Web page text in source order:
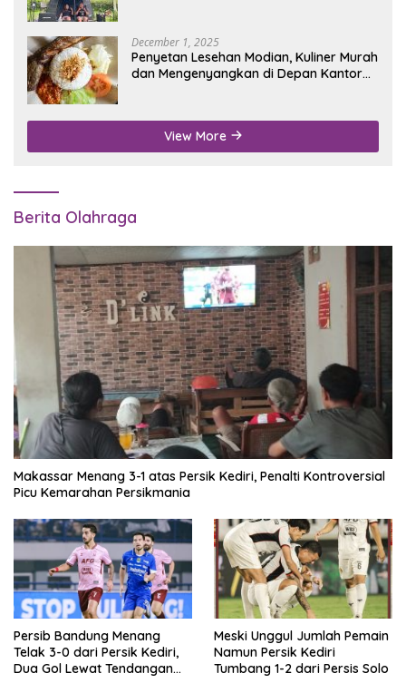
December 1, 2025
Penyetan Lesehan Modian, Kuliner Murah
dan Mengenyangkan di Depan Kantor
View More
Berita Olahraga
Makassar Menang 3-1 atas Persik Kediri, Penalti Kontroversial
Picu Kemarahan Persikmania
Persib Bandung Menang
Telak 3-0 dari Persik Kediri,
Dua Gol Lewat Tendangan
Meski Unggul Jumlah Pemain
Namun Persik Kediri
Tumbang 1-2 dari Persis Solo